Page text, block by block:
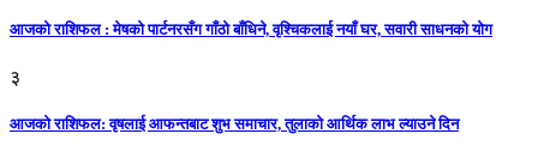
आजको राशिफल : मेषको पार्टनरसँग गाँठो बाँधिने, वृश्चिकलाई नयाँ घर, सवारी साधनकाे याेग
३
आजकाे राशिफल: वृषलाई आफन्तबाट शुभ समाचार, तुलाकाे आर्थिक लाभ ल्याउने दिन